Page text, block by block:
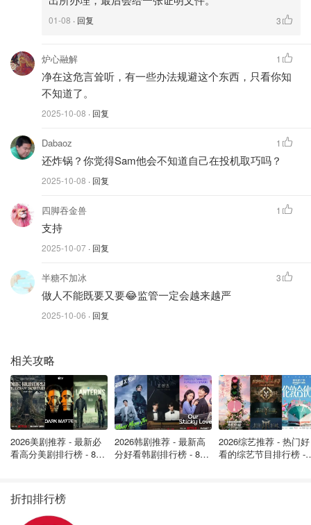
4️⃣ 切勿同时使用中外护照出入境，这将被视为严重违规。
加拿大籍回国注销户口攻略 - 什么情况
那张舍不得丢的身份证，也许是连接故乡的线，但在法律面
网络素材整理，版权属原作者，侵删 封面：Chintunglee,
CC BY-SA 4.0, via Wikimedia Commons
熊本君 7822
入籍加拿大之后还能恢复中国国籍
吗？手把手教你拿回中国国籍！
01-08 · 回复 3
炉心融解
净在这危言耸听，有一些办法规避这个东西，只看你知
不知道了。
2025-10-08 · 回复
1
Dabaoz
还炸锅？你觉得Sam他会不知道自己在投机取巧吗？
2025-10-08 · 回复
1
四脚吞金兽
支持
2025-10-07 · 回复
1
半糖不加冰
做人不能既要又要😂监管一定会越来越严
2025-10-06 · 回复
3
相关攻略
2026美剧推荐 - 最新必
看高分美剧排行榜 - 8月
2026韩剧推荐 - 最新高
分好看韩剧排行榜 - 8月
2026综艺推荐 - 热门好
看的综艺节目排行榜 -
折扣排行榜